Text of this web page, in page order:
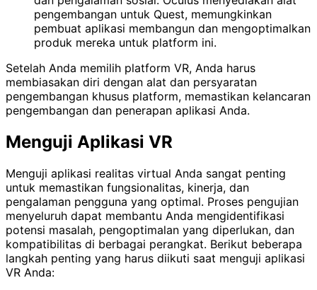
pengembangan untuk Quest, memungkinkan
pembuat aplikasi membangun dan mengoptimalkan
produk mereka untuk platform ini.
Setelah Anda memilih platform VR, Anda harus
membiasakan diri dengan alat dan persyaratan
pengembangan khusus platform, memastikan kelancaran
pengembangan dan penerapan aplikasi Anda.
Menguji Aplikasi VR
Menguji aplikasi realitas virtual Anda sangat penting
untuk memastikan fungsionalitas, kinerja, dan
pengalaman pengguna yang optimal. Proses pengujian
menyeluruh dapat membantu Anda mengidentifikasi
potensi masalah, pengoptimalan yang diperlukan, dan
kompatibilitas di berbagai perangkat. Berikut beberapa
langkah penting yang harus diikuti saat menguji aplikasi
VR Anda: